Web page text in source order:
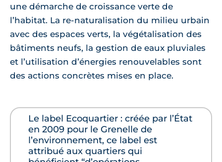
une démarche de croissance verte de
l’habitat. La re-naturalisation du milieu urbain
avec des espaces verts, la végétalisation des
bâtiments neufs, la gestion de eaux pluviales
et l’utilisation d’énergies renouvelables sont
des actions concrètes mises en place.
Le label Ecoquartier : créée par l’État
en 2009 pour le Grenelle de
l’environnement, ce label est
attribué aux quartiers qui